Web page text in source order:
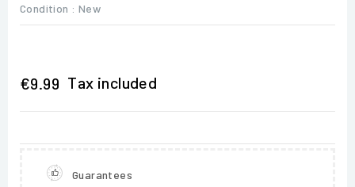
Condition : New
€9.99 Tax included
Guarantees